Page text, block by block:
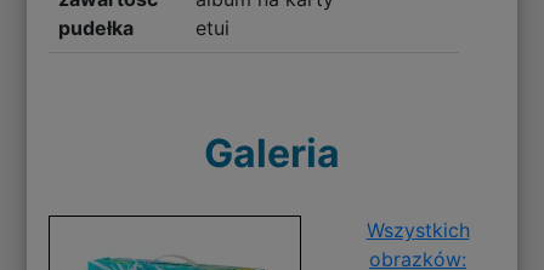
pudełka
etui
Galeria
Wszystkich
obrazków: